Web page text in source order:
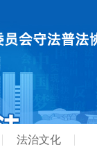
法治文化